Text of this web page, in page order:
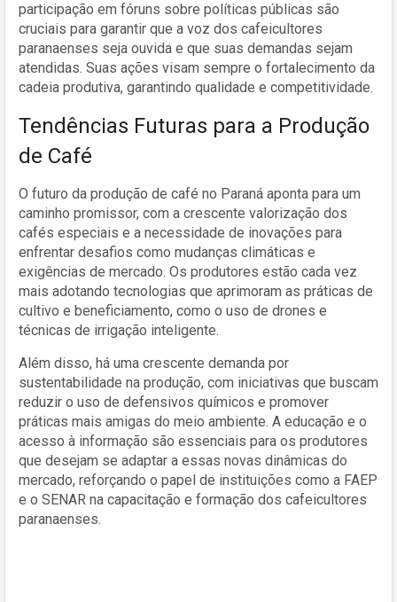
participação em fóruns sobre políticas públicas são
cruciais para garantir que a voz dos cafeicultores
paranaenses seja ouvida e que suas demandas sejam
atendidas. Suas ações visam sempre o fortalecimento da
cadeia produtiva, garantindo qualidade e competitividade.
Tendências Futuras para a Produção
de Café
O futuro da produção de café no Paraná aponta para um
caminho promissor, com a crescente valorização dos
cafés especiais e a necessidade de inovações para
enfrentar desafios como mudanças climáticas e
exigências de mercado. Os produtores estão cada vez
mais adotando tecnologias que aprimoram as práticas de
cultivo e beneficiamento, como o uso de drones e
técnicas de irrigação inteligente.
Além disso, há uma crescente demanda por
sustentabilidade na produção, com iniciativas que buscam
reduzir o uso de defensivos químicos e promover
práticas mais amigas do meio ambiente. A educação e o
acesso à informação são essenciais para os produtores
que desejam se adaptar a essas novas dinâmicas do
mercado, reforçando o papel de instituições como a FAEP
e o SENAR na capacitação e formação dos cafeicultores
paranaenses.